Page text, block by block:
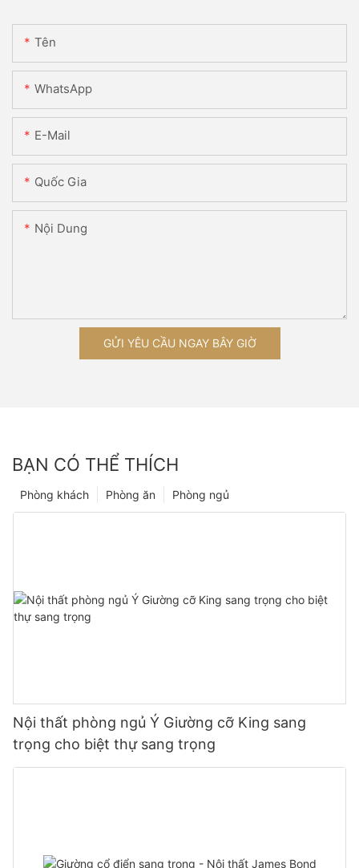
Tên
WhatsApp
E-Mail
Quốc Gia
Nội Dung
GỬI YÊU CẦU NGAY BÂY GIỜ
BẠN CÓ THỂ THÍCH
Phòng ngủ
Phòng ăn
Phòng khách
Nội thất phòng ngủ Ý Giường cỡ King sang
trọng cho biệt thự sang trọng